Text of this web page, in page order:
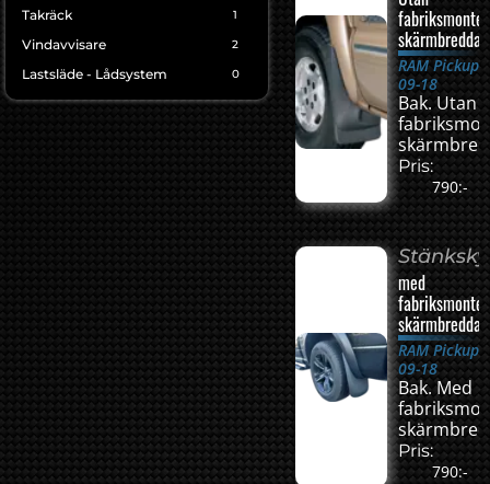
Takräck 1
Vindavvisare 2
Lastsläde - Lådsystem 0
RAM Pickup
09-18
Bak. Utan
Pris:
790:-
med
RAM Pickup
09-18
Bak. Med
Pris:
790:-